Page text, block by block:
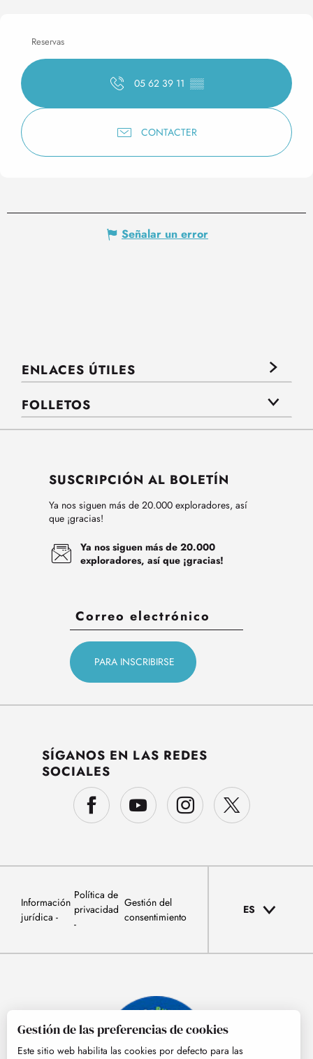
Reservas
05 62 39 11 ▒▒
CONTACTER
Señalar un error
ENLACES ÚTILES
FOLLETOS
SUSCRIPCIÓN AL BOLETÍN
Ya nos siguen más de 20.000 exploradores, así
que ¡gracias!
Ya nos siguen más de 20.000
exploradores, así que ¡gracias!
SÍGANOS EN LAS REDES
SOCIALES
Información
jurídica
Política de
privacidad
Gestión del
consentimiento
ES
Gestión de las preferencias de cookies
Este sitio web habilita las cookies por defecto para las